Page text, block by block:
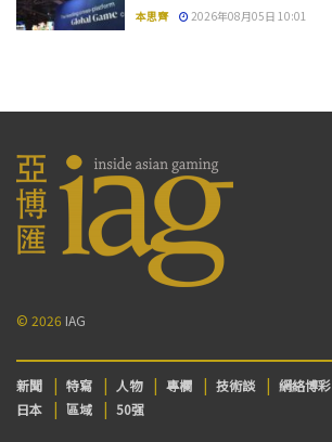
本思齊 2026年08月05日 10:01
© 2026 IAG
新聞 特寫 人物 專欄 技術談 網絡博彩
日本
區域 50强